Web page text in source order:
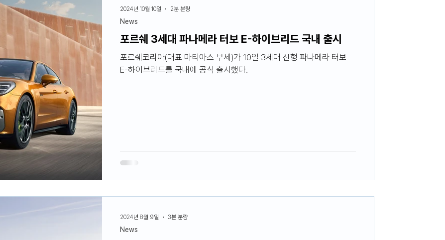
포르쉐 3세대 파나메라 터보 E-하이브리드 국내 출시
포르쉐코리아(대표 마티아스 부세)가 10일 3세대 신형 파나메라 터보
E-하이브리드를 국내에 공식 출시했다.
News
2024년 10월 10일 2분 분량
News
2024년 8월 9일 3분 분량